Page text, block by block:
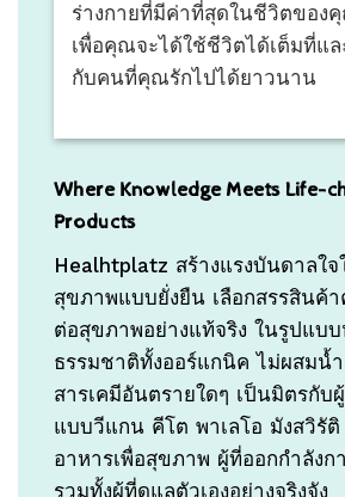
ร่างกายที่มีค่าที่สุดในชีวิตของ
เพื่อคุณจะได้ใช้ชีวิตได้เต็มที่แ
กับคนที่คุณรักไปได้ยาวนาน
Where Knowledge Meets Life-
Products
Healhtplatz สร้างแรงบันดาลใจ
สุขภาพแบบยั่งยืน เลือกสรรสินค้
ต่อสุขภาพอย่างแท้จริง ในรูปแบ
ธรรมชาติทั้งออร์แกนิค ไม่ผสมน้
สารเคมีอันตรายใดๆ เป็นมิตรกับ
แบบวีแกน คีโต พาเลโอ มังสวิรั
อาหารเพื่อสุขภาพ ผู้ที่ออกกำลังก
รวมทั้งผู้ที่ดูแลตัวเองอย่างจริงจัง